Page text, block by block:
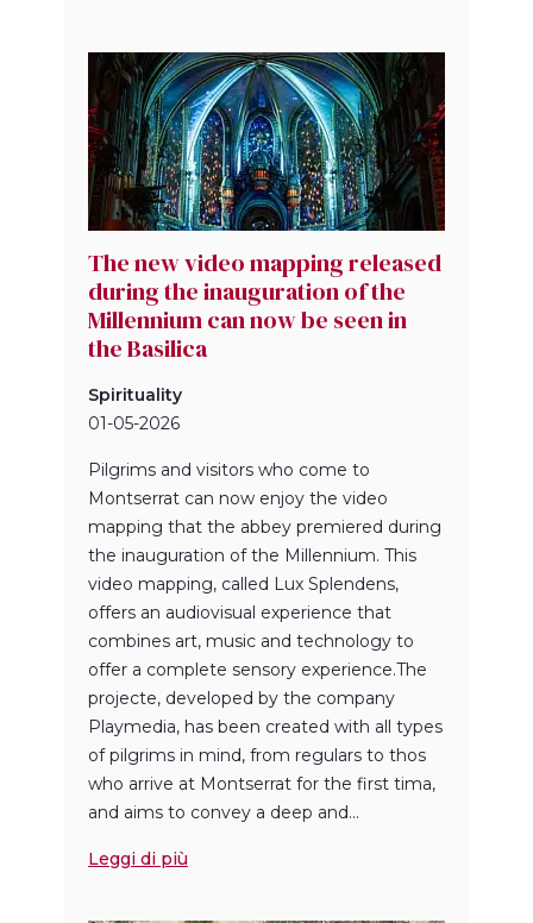
The new video mapping released
during the inauguration of the
Millennium can now be seen in
the Basilica
Spirituality
01-05-2026
Pilgrims and visitors who come to
Montserrat can now enjoy the video
mapping that the abbey premiered during
the inauguration of the Millennium. This
video mapping, called Lux ​​Splendens,
offers an audiovisual experience that
combines art, music and technology to
offer a complete sensory experience.The
projecte, developed by the company
Playmedia, has been created with all types
of pilgrims in mind, from regulars to thos
who arrive at Montserrat for the first tima,
and aims to convey a deep and...
Leggi di più